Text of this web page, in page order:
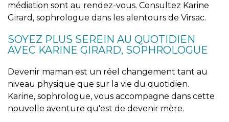
médiation sont au rendez-vous. Consultez Karine
Girard, sophrologue dans les alentours de Virsac.
SOYEZ PLUS SEREIN AU QUOTIDIEN
AVEC KARINE GIRARD, SOPHROLOGUE
Devenir maman est un réel changement tant au
niveau physique que sur la vie du quotidien.
Karine, sophrologue, vous accompagne dans cette
nouvelle aventure qu'est de devenir mère.